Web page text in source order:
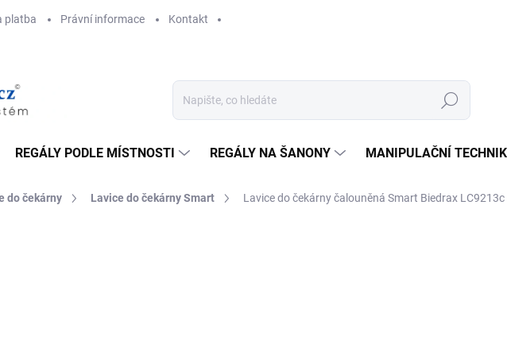
platba Právní informace Kontakt
Hledat
REGÁLY PODLE MÍSTNOSTI REGÁLY NA ŠANONY MANIPULAČNÍ
do čekárny Lavice do čekárny Smart Lavice do čekárny čalouněná Smart Biedrax